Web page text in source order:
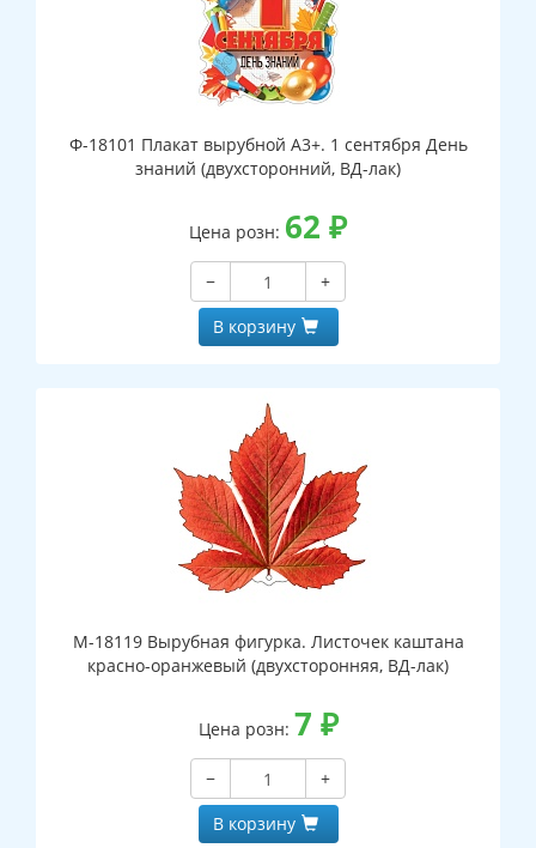
Ф-18101 Плакат вырубной А3+. 1 сентября День
знаний (двухсторонний, ВД-лак)
Цена розн: 62 ₽
−
+
В корзину
М-18119 Вырубная фигурка. Листочек каштана
красно-оранжевый (двухсторонняя, ВД-лак)
Цена розн: 7 ₽
−
+
В корзину